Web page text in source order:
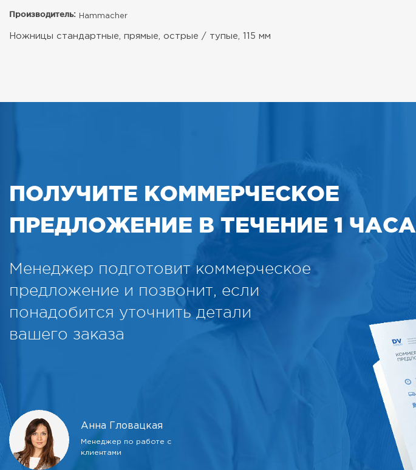
Производитель: Hammacher
Ножницы стандартные, прямые, острые / тупые, 115 мм
ПОЛУЧИТЕ КОММЕРЧЕСКОЕ
ПРЕДЛОЖЕНИЕ В ТЕЧЕНИЕ 1 ЧАСА
Менеджер подготовит коммерческое
предложение и позвонит, если
понадобится уточнить детали
вашего заказа
Анна Гловацкая
Менеджер по работе с
клиентами